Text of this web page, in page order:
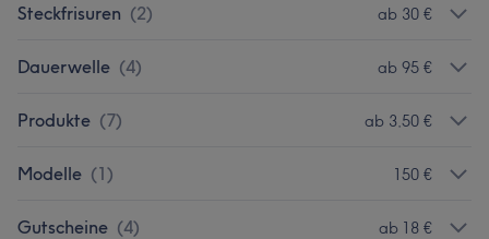
Steckfrisuren (2) ab 30 €
Dauerwelle (4) ab 95 €
Produkte (7) ab 3,50 €
Modelle (1) 150 €
Gutscheine (4) ab 18 €